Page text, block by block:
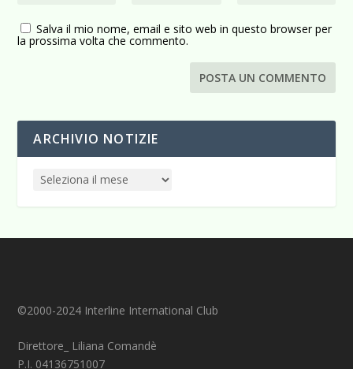
Salva il mio nome, email e sito web in questo browser per
la prossima volta che commento.
ARCHIVIO NOTIZIE
©2000-2024 Interline International Club
Direttore_ Liliana Comandè
P.I. 04136751007